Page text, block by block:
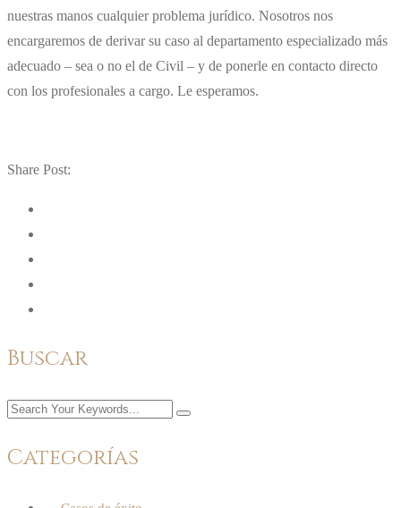
nuestras manos cualquier problema jurídico. Nosotros nos
encargaremos de derivar su caso al departamento especializado más
adecuado – sea o no el de Civil – y de ponerle en contacto directo
con los profesionales a cargo. Le esperamos.
Share Post:
Buscar
Categorías